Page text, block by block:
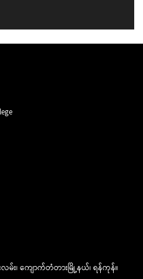
Language Skills
Programming
to Business စတဲ့ဘာသာရပ်တွေ
ကိုတော့ မိမိသွားရောက်လိုတဲ့ ဘွဲ့
(၂) ဘာသာ ရွေးချယ်တက်ရောက်
ရေးလမ်းကြောင်းကို ဆက်လက်
ြံပေး ဆွေးနွေးပေးမည့်
ားလည်းထားရှိပေးထားပါသည်။
လုပ်ငန်းခွဲတစ်ခုဖြစ်တဲ့အတွက်
တ်ချမှုရှိနိုင်ခြင်း၊
Level 5 diploma များကို
မ်းကြာပြီဖြစ်ပြီး NCC
Achievers Award ရရှိသည့်
းထွက်ပေါ်လာအောင် မွေး
ကာ တက္ကသိုလ်တွေမှာ ဆက်လက်
နိုင်ငံအတွင်းမှာဘဲ နိုင်ငံတကာမှ
းသား၊ သူတွေအတွက် အလွန်
ကောင်းစေဖို့အတွက်
Skills နဲ့ English for
မ်း၊ ကျောက်တံတားမြို့နယ်၊ ရန်ကုန်။